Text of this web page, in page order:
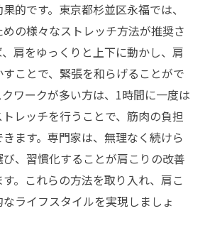
的です。東京都杉並区永福では、
の様々なストレッチ方法が推奨さ
肩をゆっくりと上下に動かし、肩
ことで、緊張を和らげることがで
ワークが多い方は、1時間に一度は
レッチを行うことで、筋肉の負担
ます。専門家は、無理なく続けら
、習慣化することが肩こりの改善
。これらの方法を取り入れ、肩こ
ライフスタイルを実現しましょ